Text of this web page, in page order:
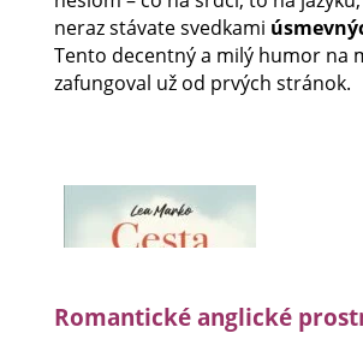
neraz stávate svedkami
Tento decentný a milý humor na
zafungoval už od prvých stránok.
Romantické anglické